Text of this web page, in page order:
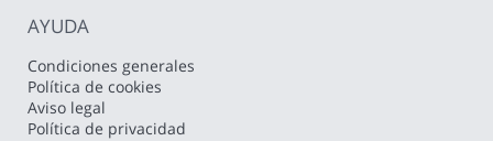
AYUDA
Condiciones generales
Política de cookies
Aviso legal
Política de privacidad